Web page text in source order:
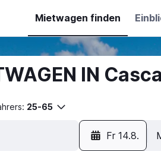
Mietwagen finden
IN
25-65
Fr 14.8.